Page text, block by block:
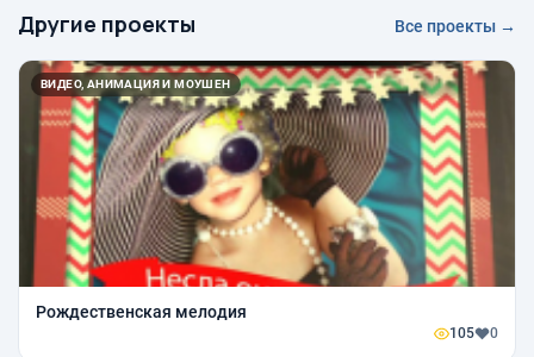
Другие проекты Все проекты →
ВИДЕО, АНИМАЦИЯ И МОУШЕН
Рождественская мелодия
105 0